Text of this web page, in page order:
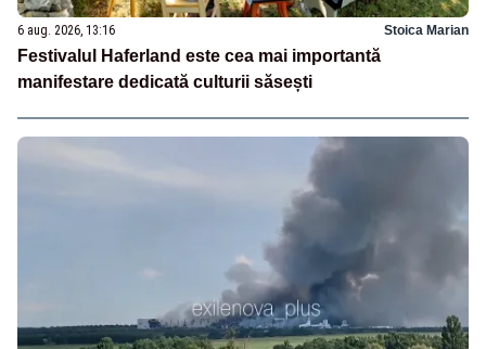
6 aug. 2026, 13:16 Stoica Marian
Festivalul Haferland este cea mai importantă
manifestare dedicată culturii săsești